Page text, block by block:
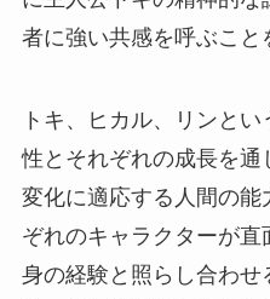
者に強い共感を呼ぶこと
トキ、ヒカル、リンと
性とそれぞれの成長を通
変化に適応する人間の
ぞれのキャラクターが直
身の経験と照らし合わせ